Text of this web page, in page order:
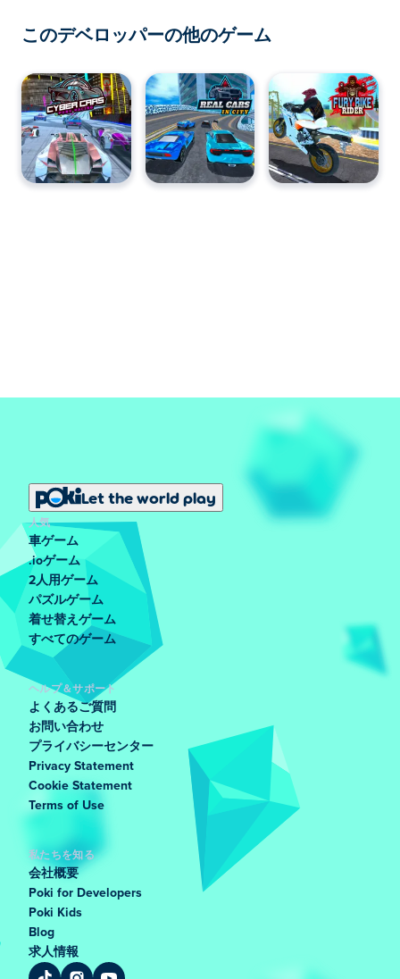
このデベロッパーの他のゲーム
Let the world play
人気
車ゲーム
.ioゲーム
2人用ゲーム
パズルゲーム
着せ替えゲーム
すべてのゲーム
ヘルプ＆サポート
よくあるご質問
お問い合わせ
プライバシーセンター
Privacy Statement
Cookie Statement
Terms of Use
私たちを知る
会社概要
Poki for Developers
Poki Kids
Blog
求人情報